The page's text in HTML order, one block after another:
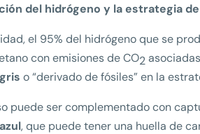
del hidrógeno y la estrategia
el 95% del hidrógeno que se
con emisiones de CO2
o “derivado de fósiles” en la
puede ser complementado con
, que puede tener una huella de